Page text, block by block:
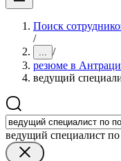
Поиск
/
... /
резюме в
ведущий
ведущий специалист